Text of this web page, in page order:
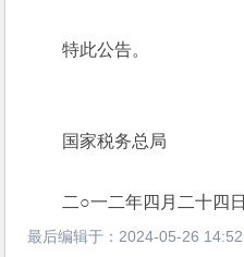
特此公告。
国家税务总局
二○一二年四月二十四日
最后编辑于： 2024-05-26 14:52